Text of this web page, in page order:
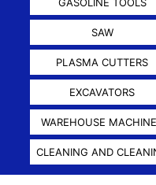
SAW
PLASMA CUTTERS
EXCAVATORS
WAREHOUSE
CLEANING AND